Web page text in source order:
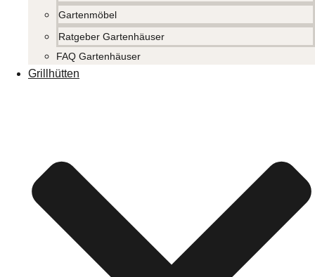
Gartenmöbel
Ratgeber Gartenhäuser
FAQ Gartenhäuser
Grillhütten